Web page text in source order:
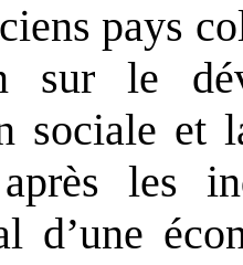
pays
sur le
sociale et
les
d’une